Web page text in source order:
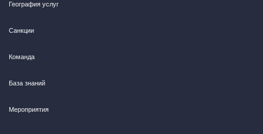
География услуг
Санкции
Команда
База знаний
Мероприятия